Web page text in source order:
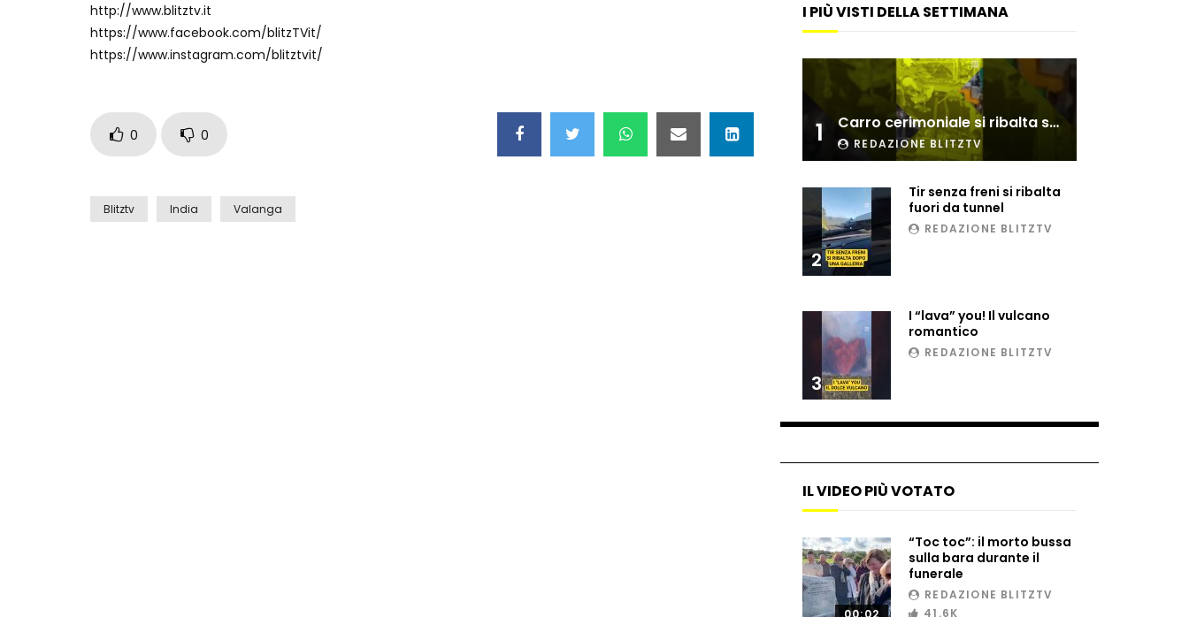
Nei casinò arriva il cambio
Esplode cabina elettrica
sotterranea
Grattacielo crolla per un
incendio
Ammiocuggino con la ruspa…
Atterraggio di emergenza
tra le auto: attimi di paura
http://www.blitztv.it
https://www.facebook.com/blitzTVit/
https://www.instagram.com/blitztvit/
0 0
Blitztv India Valanga
I PIÙ VISTI DELLA SETTIMANA
1 Carro cerimoniale si ribalta sulla folla
REDAZIONE BLITZTV
2
Tir senza freni si ribalta
fuori da tunnel
REDAZIONE BLITZTV
3
I “lava” you! Il vulcano
romantico
REDAZIONE BLITZTV
IL VIDEO PIÙ VOTATO
00:02
“Toc toc”: il morto bussa
sulla bara durante il
funerale
REDAZIONE BLITZTV
41.6K